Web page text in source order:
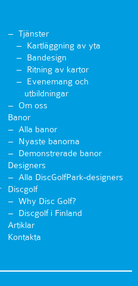
Tjänster
Kartläggning av yta
Bandesign
Ritning av kartor
Evenemang och
utbildningar
Om oss
Banor
Alla banor
Nyaste banorna
Demonstrerade banor
Designers
Alla DiscGolfPark-designers
Discgolf
Why Disc Golf?
Discgolf i Finland
Artiklar
Kontakta